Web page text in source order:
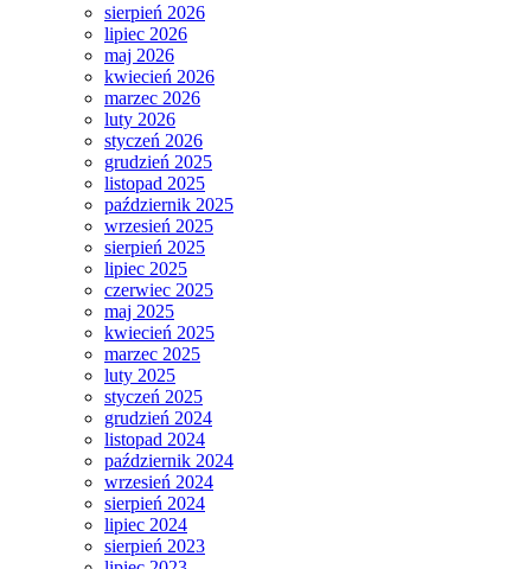
sierpień 2026
lipiec 2026
maj 2026
kwiecień 2026
marzec 2026
luty 2026
styczeń 2026
grudzień 2025
listopad 2025
październik 2025
wrzesień 2025
sierpień 2025
lipiec 2025
czerwiec 2025
maj 2025
kwiecień 2025
marzec 2025
luty 2025
styczeń 2025
grudzień 2024
listopad 2024
październik 2024
wrzesień 2024
sierpień 2024
lipiec 2024
sierpień 2023